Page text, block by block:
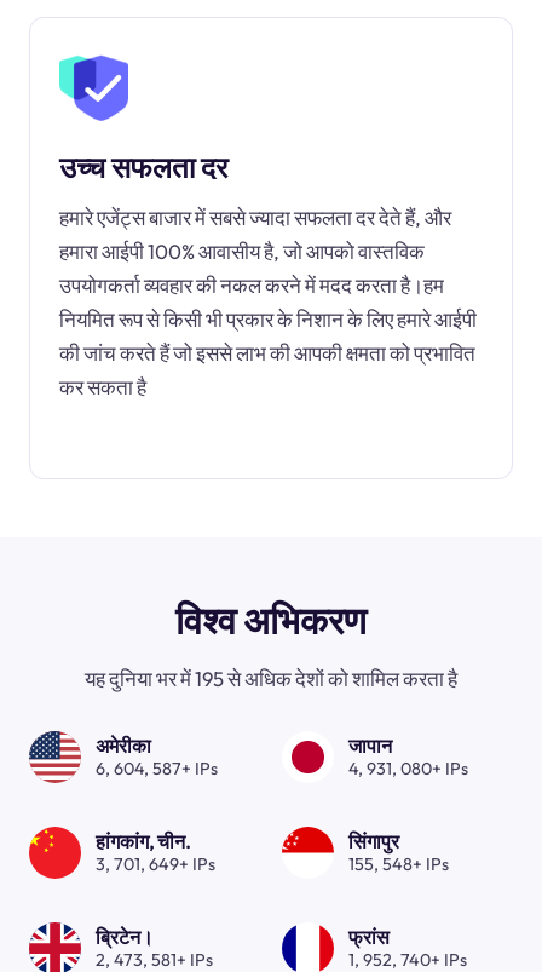
उच्च सफलता दर
हमारे एजेंट्स बाजार में सबसे ज्यादा सफलता दर देते हैं, और
हमारा आईपी 100% आवासीय है, जो आपको वास्तविक
उपयोगकर्ता व्यवहार की नकल करने में मदद करता है।हम
नियमित रूप से किसी भी प्रकार के निशान के लिए हमारे आईपी
की जांच करते हैं जो इससे लाभ की आपकी क्षमता को प्रभावित
कर सकता है
विश्व अभिकरण
यह दुनिया भर में 195 से अधिक देशों को शामिल करता है
अमेरीका
6, 604, 587+ IPs
जापान
4, 931, 080+ IPs
हांगकांग, चीन.
3, 701, 649+ IPs
सिंगापुर
155, 548+ IPs
ब्रिटेन।
2, 473, 581+ IPs
फ्रांस
1, 952, 740+ IPs